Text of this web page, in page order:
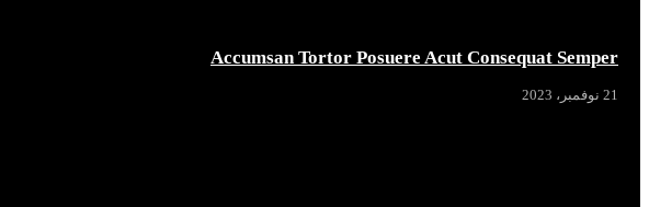
Accumsan Tortor Posuere Acut Consequat Semper
21 نوفمبر، 2023